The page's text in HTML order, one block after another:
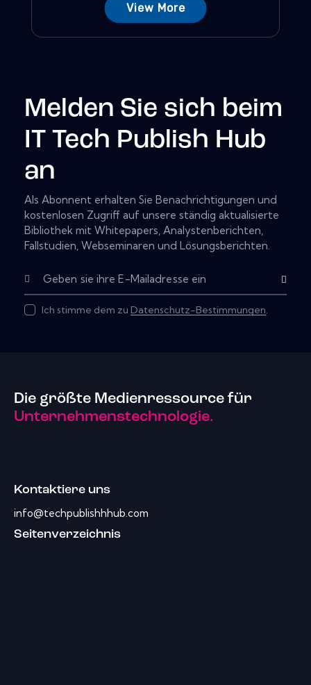
View More
Melden Sie sich beim
IT Tech Publish Hub
an
Als Abonnent erhalten Sie Benachrichtigungen und
kostenlosen Zugriff auf unsere ständig aktualisierte
Bibliothek mit Whitepapers, Analystenberichten,
Fallstudien, Webseminaren und Lösungsberichten.
Subscribe
Ich stimme dem zu Datenschutz-Bestimmungen.
Die größte Medienressource für
Unternehmenstechnologie.
Kontaktiere uns
info@techpublishhhub.com
Seitenverzeichnis